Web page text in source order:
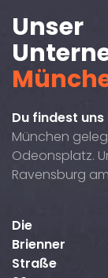
Unser
Du findest
München
Odeonsplatz.
Ravensburg
Die
Brienner
Straße